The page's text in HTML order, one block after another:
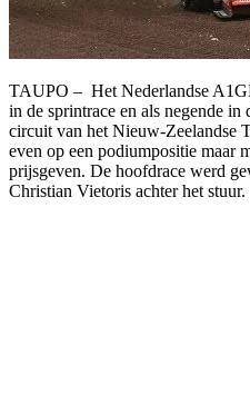
TAUPO – Het Nederlandse
in de sprintrace en als negende
circuit van het Nieuw-Zeelandse
even op een podiumpositie maar
prijsgeven. De hoofdrace werd
Christian Vietoris achter het stuur.